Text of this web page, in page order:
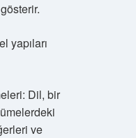
yapıları
Dil, bir
ve